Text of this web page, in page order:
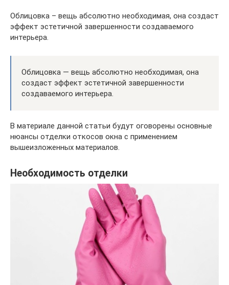
Облицовка – вещь абсолютно необходимая, она создаст
эффект эстетичной завершенности создаваемого
интерьера.
Облицовка — вещь абсолютно необходимая, она
создаст эффект эстетичной завершенности
создаваемого интерьера.
В материале данной статьи будут оговорены основные
нюансы отделки откосов окна с применением
вышеизложенных материалов.
Необходимость отделки